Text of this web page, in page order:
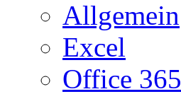
Allgemein
Excel
Office 365